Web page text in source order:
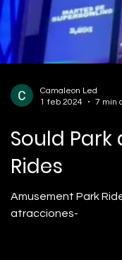
Sould
Rides
Amusement Park
atracciones-
Camaleon Led
1 feb 2024
7 min